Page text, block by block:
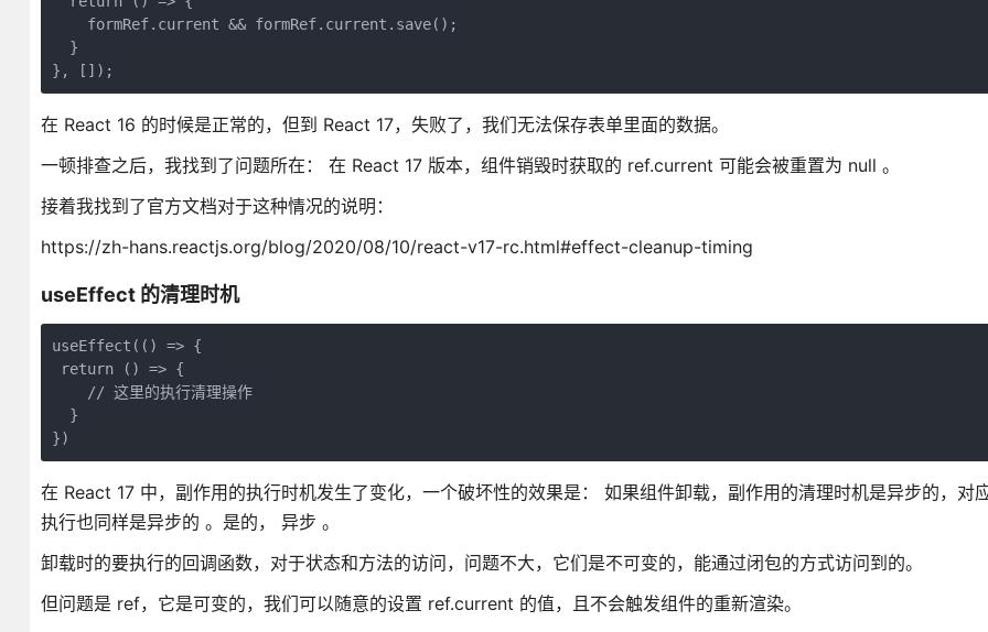
    formRef.current && formRef.current.save();
  }
}, []);
在 React 16 的时候是正常的，但到 React 17，失败了，我们无法保存表单里面的数据。
一顿排查之后，我找到了问题所在： 在 React 17 版本，组件销毁时获取的 ref.current 可能会被重置为 null 。
接着我找到了官方文档对于这种情况的说明：
https://zh-hans.reactjs.org/blog/2020/08/10/react-v17-rc.html#effect-cleanup-timing
useEffect 的清理时机
useEffect(() => {
return () => {
    // 这里的执行清理操作
  }
})
在 React 17 中，副作用的执行时机发生了变化，一个破坏性的效果是： 如果组件卸载，副作用的清理时机是异步的，对
执行也同样是异步的 。是的， 异步 。
卸载时的要执行的回调函数，对于状态和方法的访问，问题不大，它们是不可变的，能通过闭包的方式访问到的。
但问题是 ref，它是可变的，我们可以随意的设置 ref.current 的值，且不会触发组件的重新渲染。